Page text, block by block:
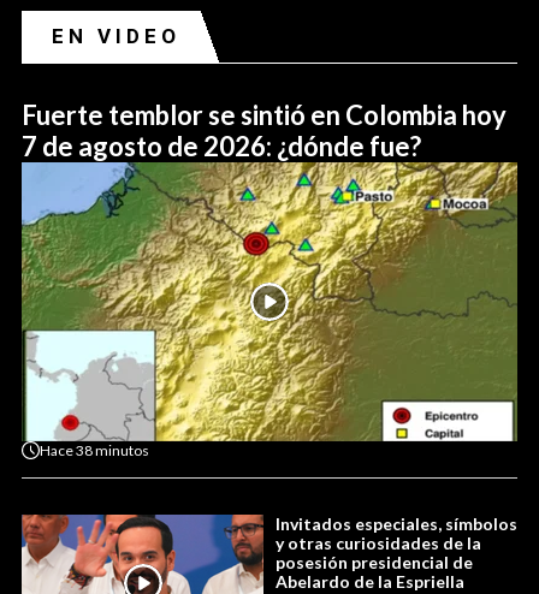
EN VIDEO
Fuerte temblor se sintió en Colombia hoy
7 de agosto de 2026: ¿dónde fue?
Hace38 minutos
Invitados especiales, símbolos
y otras curiosidades de la
posesión presidencial de
Abelardo de la Espriella